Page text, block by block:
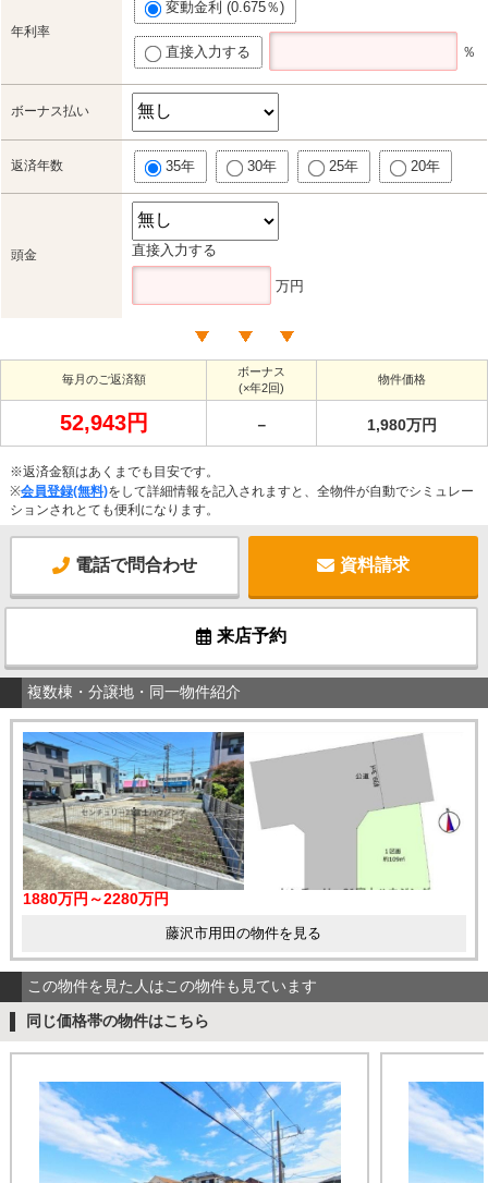
年利率
変動金利 (0.675％)
直接入力する ％
ボーナス払い
返済年数 35年 30年 25年 20年
頭金 直接入力する
万円
毎月のご返済額
ボーナス
(×年2回)
物件価格
52,943円 － 1,980万円
※返済金額はあくまでも目安です。
※会員登録(無料)をして詳細情報を記入されますと、全物件が自動でシミュレー
ションされとても便利になります。
電話で問合わせ 資料請求
来店予約
複数棟・分譲地・同一物件紹介
1880万円～2280万円
藤沢市用田の物件を見る
この物件を見た人はこの物件も見ています
同じ価格帯の物件はこちら